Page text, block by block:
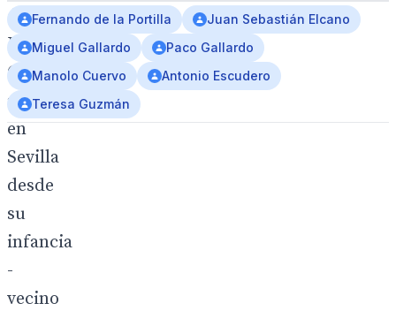
de
Isla
Cristina,
afincado
en
Sevilla
desde
su
infancia
-
vecino
Fernando de la Portilla
Juan Sebastián Elcano
Miguel Gallardo
Paco Gallardo
Manolo Cuervo
Antonio Escudero
Teresa Guzmán